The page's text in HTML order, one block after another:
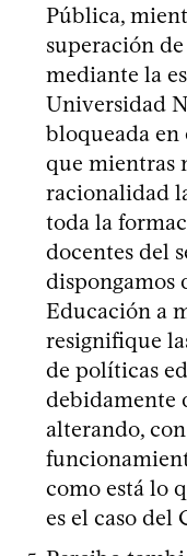
Pública,
superación
mediante la
Universidad
bloqueada
que mientras
racionalidad
toda la
docentes del
dispongamos
Educación a
resignifique
de políticas
debidamente
alterando,
como está lo
es el caso del